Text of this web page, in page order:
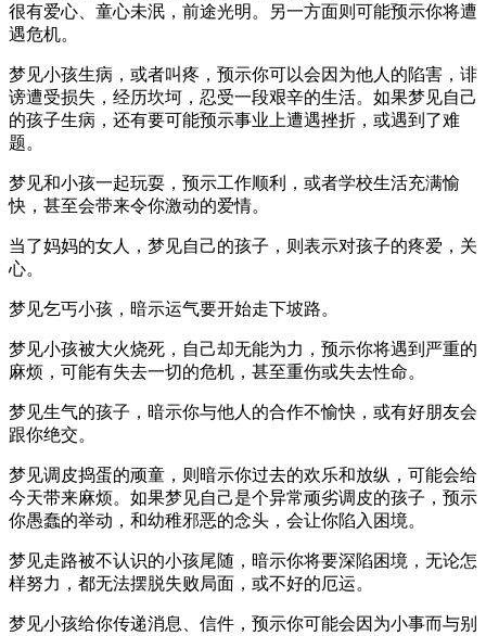
很有爱心、童心未泯，前途光明。另一方面则可能预示你将遭
遇危机。
梦见小孩生病，或者叫疼，预示你可以会因为他人的陷害，诽
谤遭受损失，经历坎坷，忍受一段艰辛的生活。如果梦见自己
的孩子生病，还有要可能预示事业上遭遇挫折，或遇到了难
题。
梦见和小孩一起玩耍，预示工作顺利，或者学校生活充满愉
快，甚至会带来令你激动的爱情。
当了妈妈的女人，梦见自己的孩子，则表示对孩子的疼爱，关
心。
梦见乞丐小孩，暗示运气要开始走下坡路。
梦见小孩被大火烧死，自己却无能为力，预示你将遇到严重的
麻烦，可能有失去一切的危机，甚至重伤或失去性命。
梦见生气的孩子，暗示你与他人的合作不愉快，或有好朋友会
跟你绝交。
梦见调皮捣蛋的顽童，则暗示你过去的欢乐和放纵，可能会给
今天带来麻烦。如果梦见自己是个异常顽劣调皮的孩子，预示
你愚蠢的举动，和幼稚邪恶的念头，会让你陷入困境。
梦见走路被不认识的小孩尾随，暗示你将要深陷困境，无论怎
样努力，都无法摆脱失败局面，或不好的厄运。
梦见小孩给你传递消息、信件，预示你可能会因为小事而与别